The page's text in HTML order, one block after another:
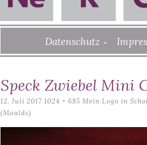
to
Datenschutz
Speck Zwiebel Mini
12. Juli 2017 1024 × 685 Mein Logo in
(Moulds)